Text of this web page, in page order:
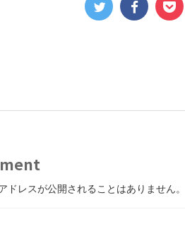
ドレスが公開されることはありません。